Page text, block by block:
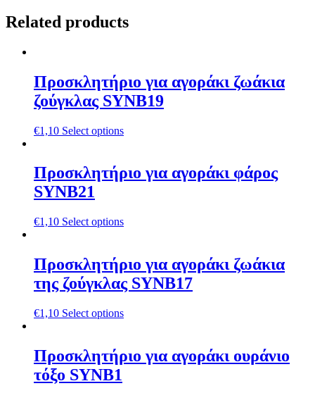
Related products
Προσκλητήριο για αγοράκι ζωάκια
ζούγκλας SYNΒ19
€1,10 Select options
Προσκλητήριο για αγοράκι φάρος
SYNΒ21
€1,10 Select options
Προσκλητήριο για αγοράκι ζωάκια
της ζούγκλας SYNΒ17
€1,10 Select options
Προσκλητήριο για αγοράκι oυράνιο
τόξο SYNΒ1